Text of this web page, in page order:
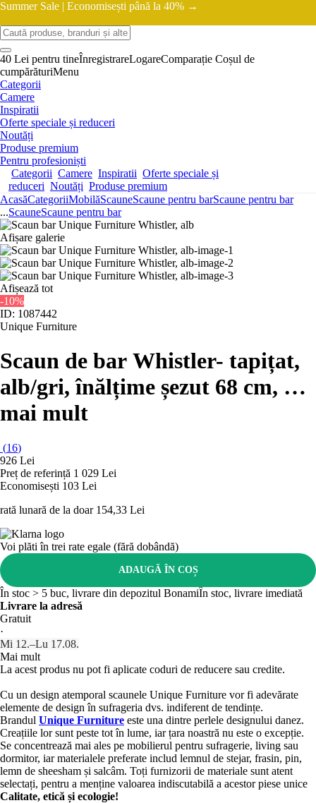
Summer Sale | Economisești până la 40% →
40 Lei pentru tineÎnregistrareLogareComparație Coșul de
cumpărăturiMenu
Categorii
Camere
Inspiratii
Oferte speciale și reduceri
Noutăți
Produse premium
Pentru profesioniști
Categorii Camere Inspiratii Oferte speciale și
reduceri Noutăți Produse premium
AcasăCategoriiMobilăScauneScaune pentru barScaune pentru bar
...ScauneScaune pentru bar
Afișare galerie
Afișează tot
-10%
ID: 1087442
Unique Furniture
Scaun de bar Whistler- tapițat,
alb/gri, înălțime șezut 68 cm, …
mai mult
(16)
926 Lei
Preț de referință 1 029 Lei
Economisești 103 Lei
rată lunară de la doar 154,33 Lei
Voi plăti în trei rate egale (fără dobândă)
ADAUGĂ ÎN COȘ
În stoc > 5 buc, livrare din depozitul BonamiÎn stoc, livrare imediată
Livrare la adresă
Gratuit
·
Mi 12.–Lu 17.08.
Mai mult
La acest produs nu pot fi aplicate coduri de reducere sau credite.
Cu un design atemporal scaunele Unique Furniture vor fi adevărate
elemente de design în sufrageria dvs. indiferent de tendințe.
Brandul Unique Furniture este una dintre perlele designului danez.
Creațiile lor sunt peste tot în lume, iar țara noastră nu este o excepție.
Se concentrează mai ales pe mobilierul pentru sufragerie, living sau
dormitor, iar materialele preferate includ lemnul de stejar, frasin, pin,
lemn de sheesham și salcâm. Toți furnizorii de materiale sunt atent
selectați, pentru a menține valoarea indiscutabilă a acestor piese unice
Calitate, etică și ecologie!